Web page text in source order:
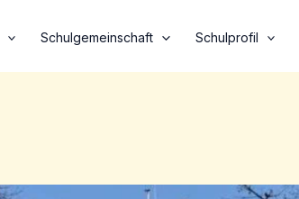
Schulgemeinschaft Schulprofil